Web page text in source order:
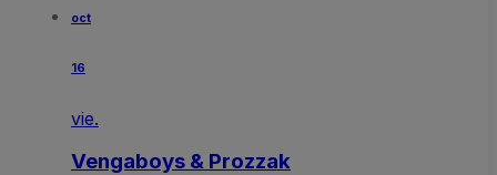
oct
16
vie.
Vengaboys & Prozzak